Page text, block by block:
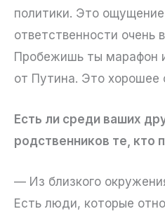
политики. Это
ответственности очень
Пробежишь ты марафон
от Путина. Это хорошее
Есть ли среди ваших
родственников те, кто
— Из близкого
Есть люди, которые